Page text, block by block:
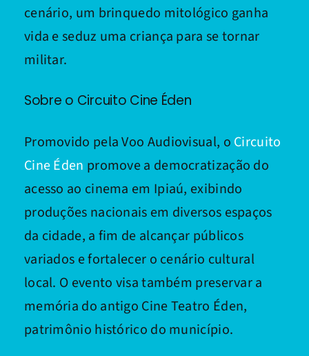
cenário, um brinquedo mitológico ganha
vida e seduz uma criança para se tornar
militar.
Sobre o Circuito Cine Éden
Promovido pela Voo Audiovisual, o Circuito
Cine Éden promove a democratização do
acesso ao cinema em Ipiaú, exibindo
produções nacionais em diversos espaços
da cidade, a fim de alcançar públicos
variados e fortalecer o cenário cultural
local. O evento visa também preservar a
memória do antigo Cine Teatro Éden,
patrimônio histórico do município.